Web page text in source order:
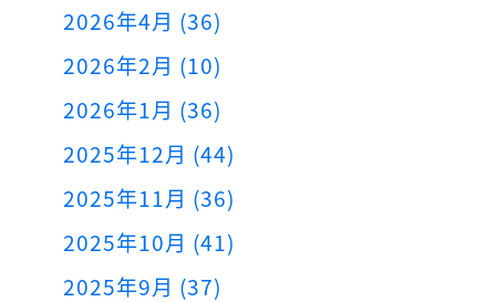
2026年4月 (36)
2026年2月 (10)
2026年1月 (36)
2025年12月 (44)
2025年11月 (36)
2025年10月 (41)
2025年9月 (37)